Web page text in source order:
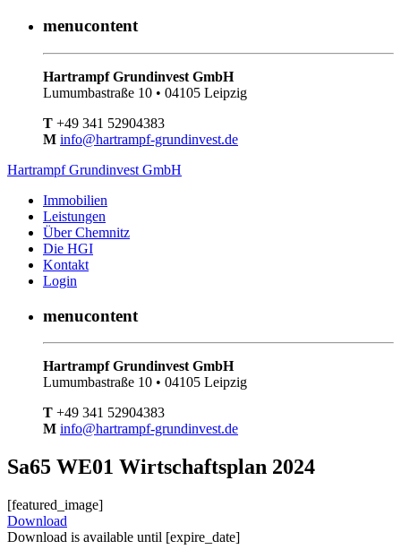
menucontent
Hartrampf Grundinvest GmbH
Lumumbastraße 10 • 04105 Leipzig
T +49 341 52904383
M info@hartrampf-grundinvest.de
Hartrampf Grundinvest GmbH
Immobilien
Leistungen
Über Chemnitz
Die HGI
Kontakt
Login
menucontent
Hartrampf Grundinvest GmbH
Lumumbastraße 10 • 04105 Leipzig
T +49 341 52904383
M info@hartrampf-grundinvest.de
Sa65 WE01 Wirtschaftsplan 2024
[featured_image]
Download
Download is available until [expire_date]